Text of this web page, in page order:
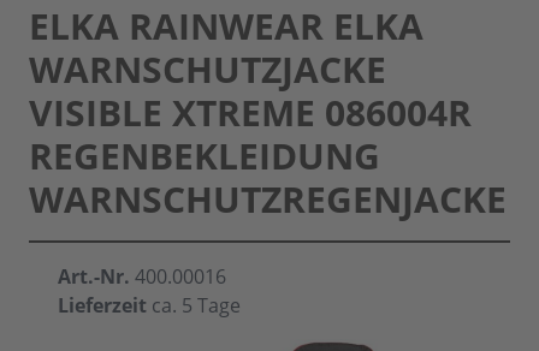
ELKA RAINWEAR ELKA
WARNSCHUTZJACKE
VISIBLE XTREME 086004R
REGENBEKLEIDUNG
WARNSCHUTZREGENJACKE
Art.-Nr. 400.00016
Lieferzeit ca. 5 Tage